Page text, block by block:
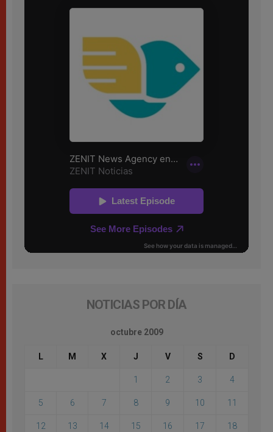
NOTICIAS POR DÍA
octubre 2009
L M X J V S D
1 2 3 4
5 6 7 8 9 10 11
12 13 14 15 16 17 18